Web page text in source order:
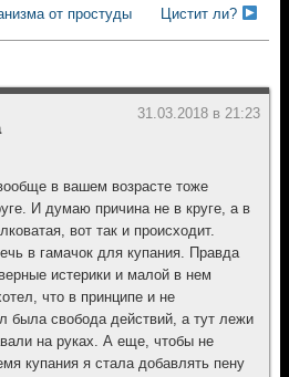
от простуды Цистит ли?
31.03.2018 в 21:23
в вашем возрасте тоже
И думаю причина не в круге, а в
вот так и происходит.
в гамачок для купания. Правда
истерики и малой в нем
что в принципе и не
была свобода действий, а тут лежи
на руках. А еще, чтобы не
купания я стала добавлять пену